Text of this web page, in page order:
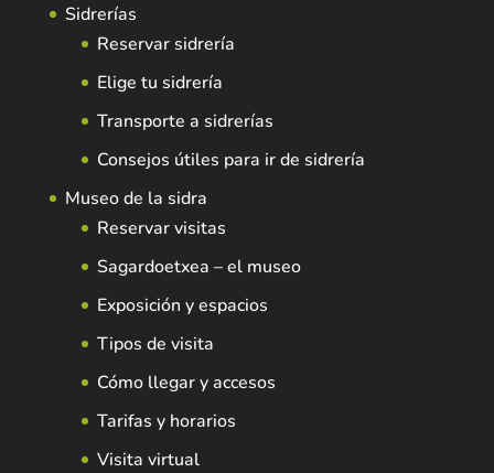
Sidrerías
Reservar sidrería
Elige tu sidrería
Transporte a sidrerías
Consejos útiles para ir de sidrería
Museo de la sidra
Reservar visitas
Sagardoetxea – el museo
Exposición y espacios
Tipos de visita
Cómo llegar y accesos
Tarifas y horarios
Visita virtual